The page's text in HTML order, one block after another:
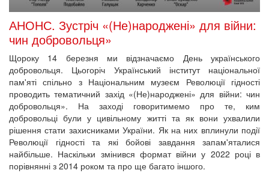
АНОНС. Зустріч «(Не)народжені» для війни:
чин добровольця»
Щороку 14 березня ми відзначаємо День українського
добровольця. Цьогоріч Український інститут національної
пам'яті спільно з Національним музеєм Революції гідності
проводить тематичний захід «(Не)народжені» для війни: чин
добровольця». На заході говоритимемо про те, ким
добровольці були у цивільному житті та як вони ухвалили
рішення стати захисниками України. Як на них вплинули події
Революції гідності та які бойові завдання запам'яталися
найбільше. Наскільки змінився формат війни у 2022 році в
порівнянні з 2014 роком та про ще багато іншого.